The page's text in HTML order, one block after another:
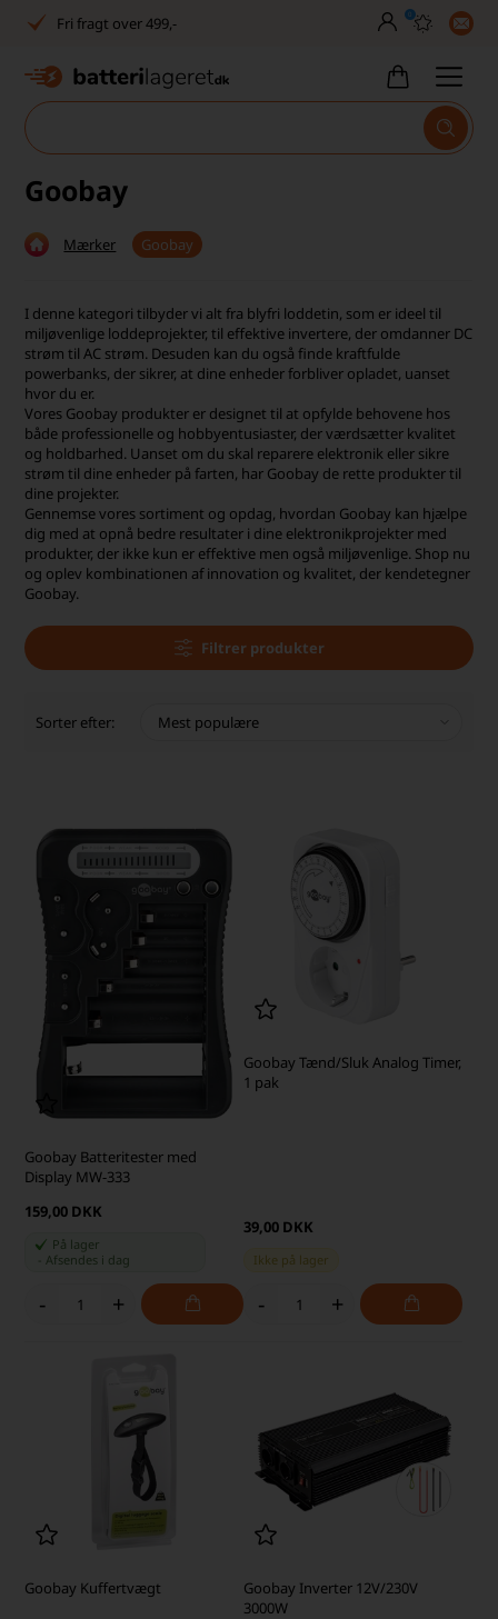
Fri fragt over 499,-
Dansk lager
Dag-til-dag levering
Dansk lager
30 dages returret
Tlf. er lukket uge 27-32
1040+ glade kunder på Trustpilot
0
Goobay
Mærker Goobay
I denne kategori tilbyder vi alt fra blyfri loddetin, som er ideel til
miljøvenlige loddeprojekter, til effektive invertere, der omdanner DC
strøm til AC strøm. Desuden kan du også finde kraftfulde
powerbanks, der sikrer, at dine enheder forbliver opladet, uanset
hvor du er.
Vores Goobay produkter er designet til at opfylde behovene hos
både professionelle og hobbyentusiaster, der værdsætter kvalitet
og holdbarhed. Uanset om du skal reparere elektronik eller sikre
strøm til dine enheder på farten, har Goobay de rette produkter til
dine projekter.
Gennemse vores sortiment og opdag, hvordan Goobay kan hjælpe
dig med at opnå bedre resultater i dine elektronikprojekter med
produkter, der ikke kun er effektive men også miljøvenlige. Shop nu
og oplev kombinationen af innovation og kvalitet, der kendetegner
Goobay.
Filtrer produkter
Sorter efter:
Goobay Batteritester med
Display MW-333
159,00 DKK
På lager
-Afsendes i dag
- +
Goobay Tænd/Sluk Analog Timer,
1 pak
39,00 DKK
Ikke på lager
- +
Goobay Kuffertvægt
Goobay Inverter 12V/230V
3000W